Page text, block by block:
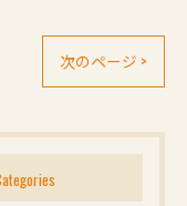
次のページ >